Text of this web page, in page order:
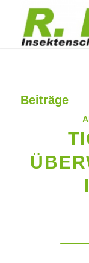
Beiträge